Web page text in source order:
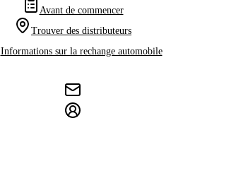
Avant de commencer
Trouver des distributeurs
Informations sur la rechange automobile